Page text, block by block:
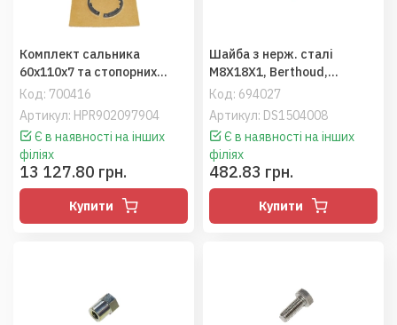
Код: 700416
Артикул: HPR902097904
Комплект сальника
60x110x7 та стопорних
кілець, насоса HP3045,
Berthoud
Є в наявності на інших
філіях
13 127.80 грн.
Купити
Код: 694027
Артикул: DS1504008
Шайба з нерж. сталі
M8X18X1, Berthoud,
Tecnoma
Є в наявності на інших
філіях
482.83 грн.
Купити